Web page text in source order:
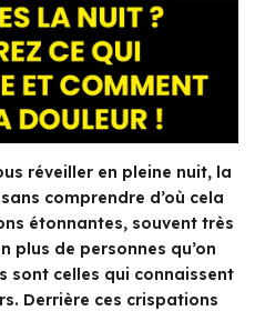
réveiller en pleine nuit, la
comprendre d’où cela
étonnantes, souvent très
plus de personnes qu’on
sont celles qui connaissent
Derrière ces crispations